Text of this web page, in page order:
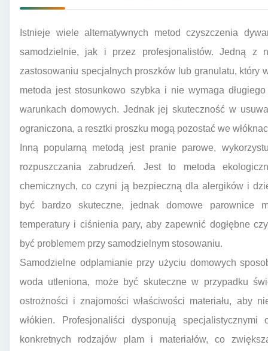
Istnieje wiele alternatywnych metod czyszczenia
samodzielnie, jak i przez profesjonalistów. Jedną
zastosowaniu specjalnych proszków lub granulatu, który
metoda jest stosunkowo szybka i nie wymaga
warunkach domowych. Jednak jej skuteczność w
ograniczona, a resztki proszku mogą pozostać we
Inną popularną metodą jest pranie parowe,
rozpuszczania zabrudzeń. Jest to metoda
chemicznych, co czyni ją bezpieczną dla alergików i
być bardzo skuteczne, jednak domowe parownice
temperatury i ciśnienia pary, aby zapewnić dogłębne
być problemem przy samodzielnym stosowaniu.
Samodzielne odplamianie przy użyciu domowych
woda utleniona, może być skuteczne w przypadku
ostrożności i znajomości właściwości materiału, aby
włókien. Profesjonaliści dysponują
konkretnych rodzajów plam i materiałów, co